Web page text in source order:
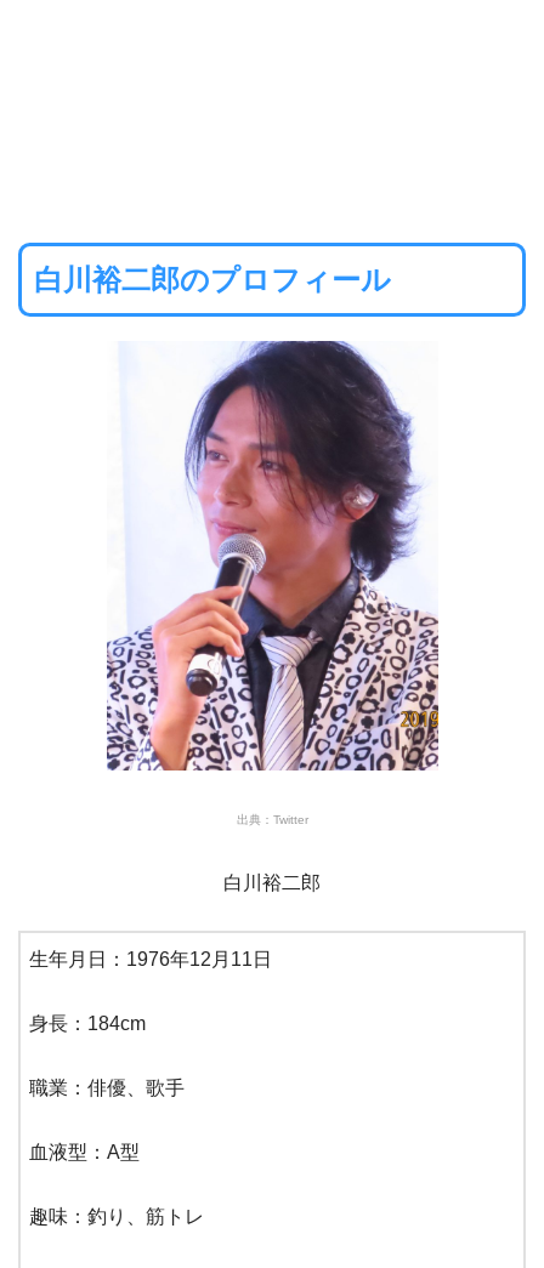
白川裕二郎のプロフィール
出典：Twitter
白川裕二郎
生年月日：1976年12月11日
身長：184cm
職業：俳優、歌手
血液型：A型
趣味：釣り、筋トレ